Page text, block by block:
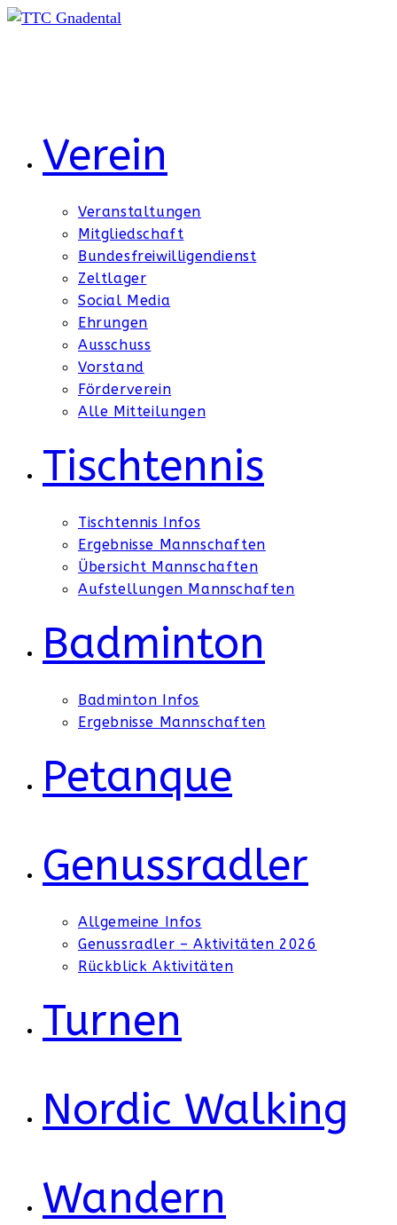
Zum
Verein
Veranstaltungen
Mitgliedschaft
Bundesfreiwilligendienst
Zeltlager
Social Media
Ehrungen
Ausschuss
Vorstand
Förderverein
Alle Mitteilungen
Tischtennis
Tischtennis Infos
Ergebnisse Mannschaften
Übersicht Mannschaften
Aufstellungen Mannschaften
Badminton
Badminton Infos
Ergebnisse Mannschaften
Petanque
Genussradler
Allgemeine Infos
Genussradler – Aktivitäten 2026
Rückblick Aktivitäten
Turnen
Nordic Walking
Wandern